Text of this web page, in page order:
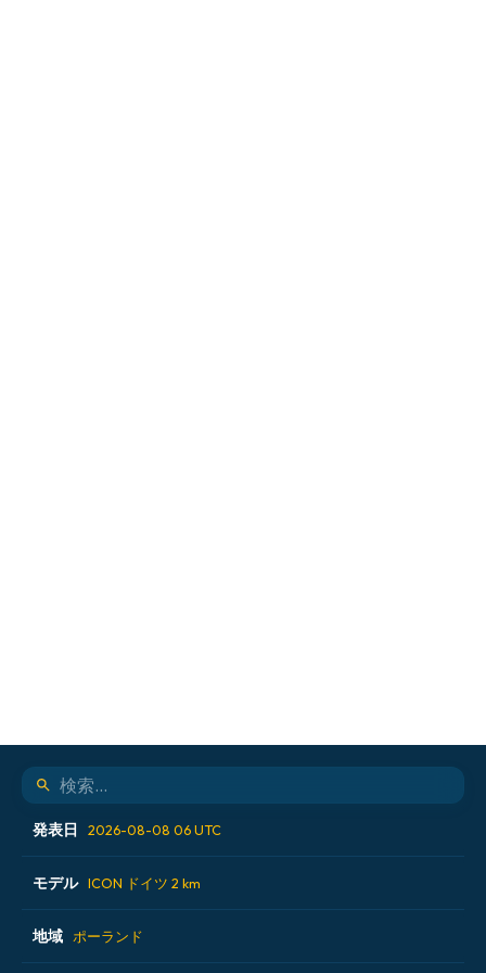
発表日 2026-08-08 06 UTC
2026-08-07 12 UTC
2026-08-07 18 UTC
モデル ICON ドイツ 2 km
ALADIN CZ 2.3 km
地域 ポーランド